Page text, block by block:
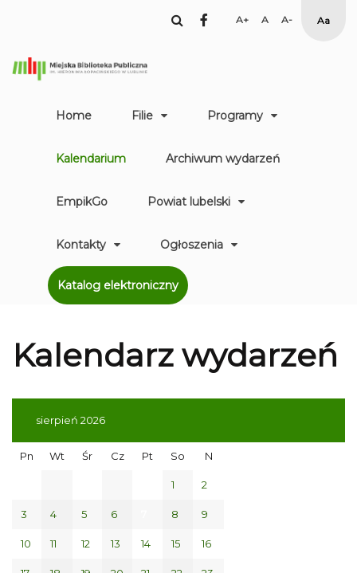
facebook
Set Set
Smaller
High
Home Filie Programy
Kalendarium Archiwum wydarzeń
EmpikGo Powiat lubelski
Kontakty Ogłoszenia
Katalog elektroniczny
Kalendarz wydarzeń
sierpień 2026
Pn Wt Śr Cz Pt So N
1 2
3 4 5 6 8 9
10 11 12 13 14 15 16